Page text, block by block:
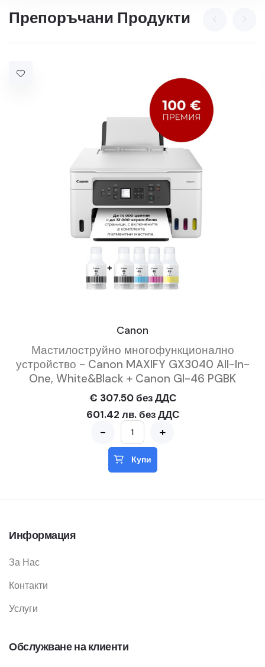
Препоръчани Продукти
Canon
Мастилоструйно многофункционално
устройство - Canon MAXIFY GX3040 All-In-
One, White&Black + Canon GI-46 PGBK
€ 307.50 без ДДС
601.42 лв. без ДДС
- +
Купи
Информация
За Нас
Контакти
Услуги
Обслужване на клиенти